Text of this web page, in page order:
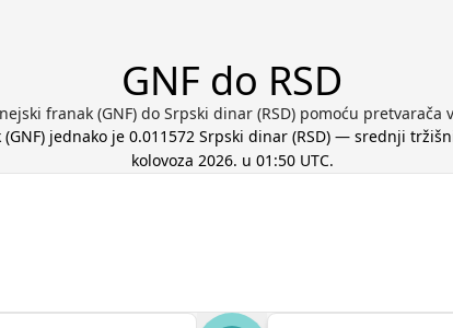
GNF do RSD
franak (GNF) do Srpski dinar (RSD) pomoću pretvarača
(GNF) jednako je 0.011572 Srpski dinar (RSD) — srednji
kolovoza 2026. u 01:50 UTC.